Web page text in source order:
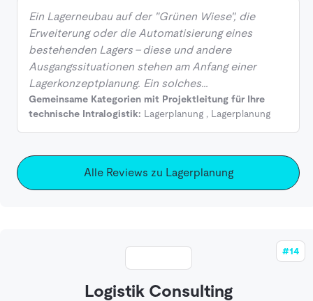
Ein Lagerneubau auf der "Grünen Wiese", die
Erweiterung oder die Automatisierung eines
bestehenden Lagers - diese und andere
Ausgangssituationen stehen am Anfang einer
Lagerkonzeptplanung. Ein solches…
Gemeinsame Kategorien mit Projektleitung für Ihre
technische Intralogistik: Lagerplanung , Lagerplanung
Alle Reviews zu Lagerplanung
#14
Logistik Consulting